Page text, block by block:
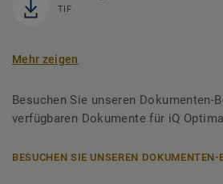
TIF
Mehr zeigen
Besuchen Sie unseren Dokumenten-
verfügbaren Dokumente für iQ
BESUCHEN SIE UNSEREN DOKUMENTEN-